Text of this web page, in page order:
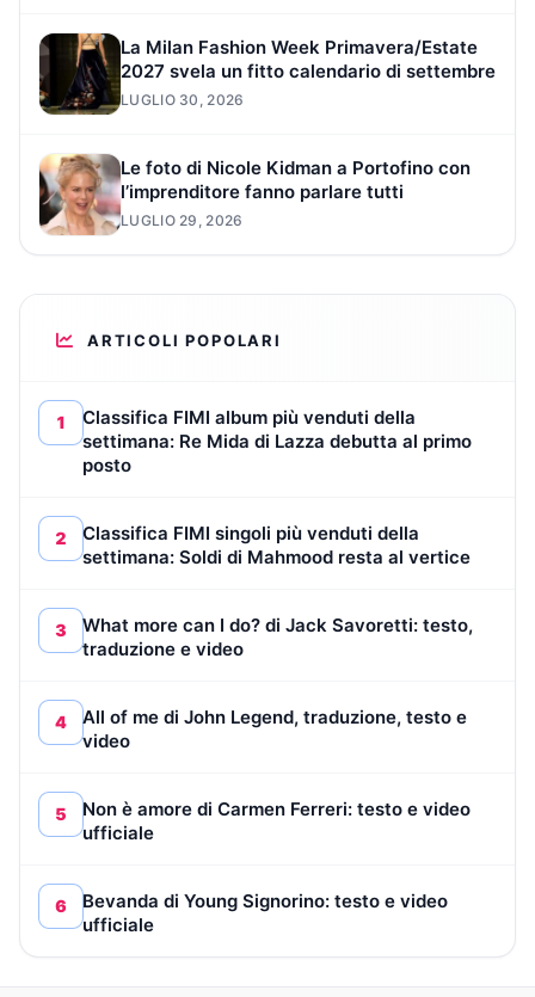
La Milan Fashion Week Primavera/Estate
2027 svela un fitto calendario di settembre
LUGLIO 30, 2026
Le foto di Nicole Kidman a Portofino con
l’imprenditore fanno parlare tutti
LUGLIO 29, 2026
ARTICOLI POPOLARI
1
Classifica FIMI album più venduti della
settimana: Re Mida di Lazza debutta al primo
posto
2
Classifica FIMI singoli più venduti della
settimana: Soldi di Mahmood resta al vertice
3
What more can I do? di Jack Savoretti: testo,
traduzione e video
4
All of me di John Legend, traduzione, testo e
video
5
Non è amore di Carmen Ferreri: testo e video
ufficiale
6
Bevanda di Young Signorino: testo e video
ufficiale